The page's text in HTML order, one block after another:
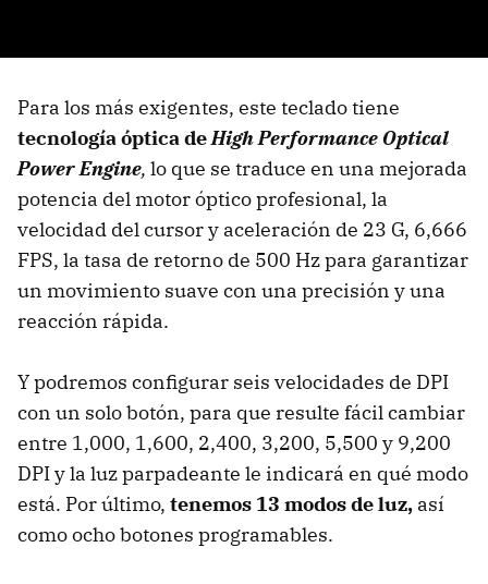
Para los más exigentes, este teclado tiene
tecnología óptica deHigh Performance Optical
Power Engine, lo que se traduce en una mejorada
potencia del motor óptico profesional, la
velocidad del cursor y aceleración de 23 G, 6,666
FPS, la tasa de retorno de 500 Hz para garantizar
un movimiento suave con una precisión y una
reacción rápida.
Y podremos configurar seis velocidades de DPI
con un solo botón, para que resulte fácil cambiar
entre 1,000, 1,600, 2,400, 3,200, 5,500 y 9,200
DPI y la luz parpadeante le indicará en qué modo
está. Por último, tenemos 13 modos de luz, así
como ocho botones programables.